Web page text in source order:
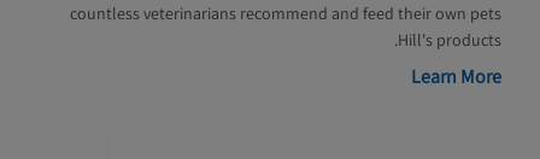
countless veterinarians recommend and feed their own pets
Hill's products.
Learn More